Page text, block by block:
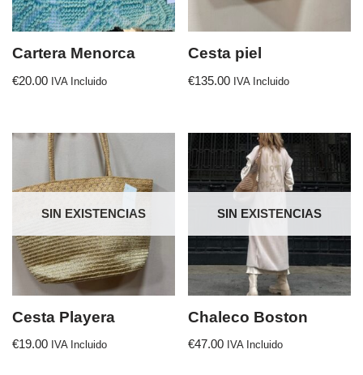
Cartera Menorca
€20.00 IVA Incluido
Cesta piel
€135.00 IVA Incluido
SIN EXISTENCIAS
Cesta Playera
€19.00 IVA Incluido
SIN EXISTENCIAS
Chaleco Boston
€47.00 IVA Incluido